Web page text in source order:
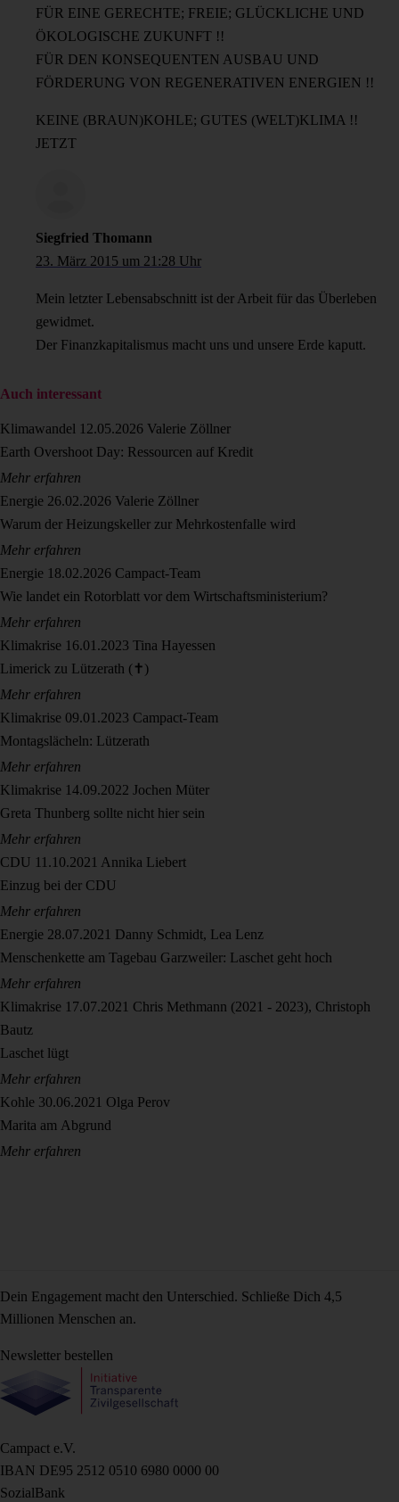
FÜR EINE GERECHTE; FREIE; GLÜCKLICHE UND
ÖKOLOGISCHE ZUKUNFT !!
FÜR DEN KONSEQUENTEN AUSBAU UND
FÖRDERUNG VON REGENERATIVEN ENERGIEN !!
KEINE (BRAUN)KOHLE; GUTES (WELT)KLIMA !!
JETZT
Siegfried Thomann
23. März 2015 um 21:28 Uhr
Mein letzter Lebensabschnitt ist der Arbeit für das Überleben
gewidmet.
Der Finanzkapitalismus macht uns und unsere Erde kaputt.
Auch interessant
Klimawandel 12.05.2026 Valerie Zöllner
Earth Overshoot Day: Ressourcen auf Kredit
Mehr erfahren
Energie 26.02.2026 Valerie Zöllner
Warum der Heizungskeller zur Mehrkostenfalle wird
Mehr erfahren
Energie 18.02.2026 Campact-Team
Wie landet ein Rotorblatt vor dem Wirtschaftsministerium?
Mehr erfahren
Klimakrise 16.01.2023 Tina Hayessen
Limerick zu Lützerath (✝️)
Mehr erfahren
Klimakrise 09.01.2023 Campact-Team
Montagslächeln: Lützerath
Mehr erfahren
Klimakrise 14.09.2022 Jochen Müter
Greta Thunberg sollte nicht hier sein
Mehr erfahren
CDU 11.10.2021 Annika Liebert
Einzug bei der CDU
Mehr erfahren
Energie 28.07.2021 Danny Schmidt, Lea Lenz
Menschenkette am Tagebau Garzweiler: Laschet geht hoch
Mehr erfahren
Klimakrise 17.07.2021 Chris Methmann (2021 - 2023), Christoph
Bautz
Laschet lügt
Mehr erfahren
Kohle 30.06.2021 Olga Perov
Marita am Abgrund
Mehr erfahren
Dein Engagement macht den Unterschied. Schließe Dich 4,5
Millionen Menschen an.
Newsletter bestellen
Campact e.V.
IBAN DE95 2‍5‍1‍2 0‍5‍1‍0 6‍9‍8‍0 0‍0‍0‍0 0‍0
SozialBank